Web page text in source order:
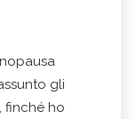
gli
finché ho